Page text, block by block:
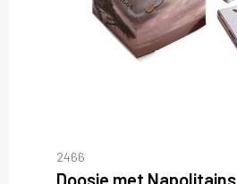
2466
Doosje met Napolitains